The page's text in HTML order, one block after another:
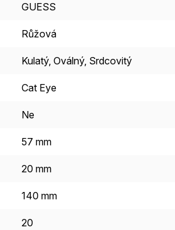
GUESS
Růžová
Kulatý, Oválný, Srdcovitý
Cat Eye
Ne
57 mm
20 mm
140 mm
20